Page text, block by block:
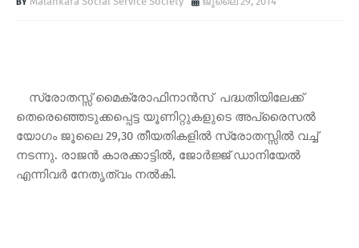
സ്രോതസ്സ് മൈക്രോഫിനാന്‍സ് പദ്ധതിയിലേക്ക്
തെരെഞ്ഞെടുക്കപ്പെട്ട യൂണിറ്റുകളുടെ അപ്രൈസല്‍
യോഗം ജൂലൈ 29,30 തീയതികളില്‍ സ്രോതസ്സില്‍ വച്ച്
നടന്നു. രാജന്‍ കാരക്കാട്ടില്‍, ജോര്‍ജ്ജ് ഡാനിയേല്‍
എന്നിവര്‍ നേതൃത്വം നല്‍കി.